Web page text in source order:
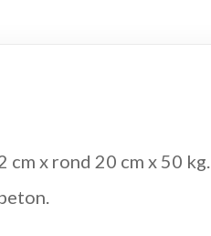
cm x rond 20 cm x 50 kg.